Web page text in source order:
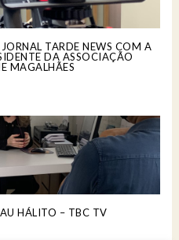
TARDE NEWS COM A
DA ASSOCIAÇÃO
MAGALHÃES
HÁLITO – TBC TV